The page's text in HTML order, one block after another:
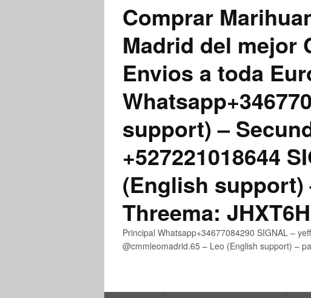
Comprar
Madrid del mejor
Envios a toda
support) –
+527221018644
(English support)
Threema:
Principal Whatsapp+34677084290 SIGNAL –
@cmmleomadrid.65 – Leo (English support) –